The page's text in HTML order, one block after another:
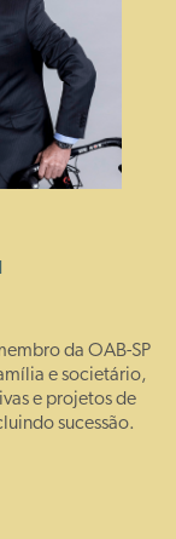
da OAB-SP
e societário,
e projetos de
sucessão.